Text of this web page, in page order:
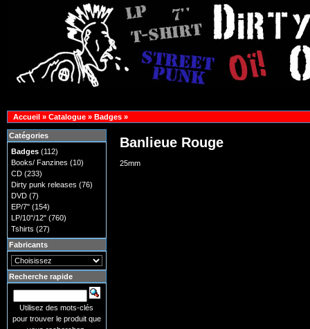
Accueil» Catalogue» Badges»
Banlieue Rouge
25mm
Catégories
Badges(112)
Books/ Fanzines (10)
CD(233)
Dirty punk releases (76)
DVD(7)
EP/7"(154)
LP/10"/12"(760)
Tshirts (27)
Fabricants
Recherche rapide
Utilisez des mots-clés
pour trouver le produit que